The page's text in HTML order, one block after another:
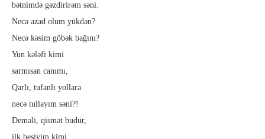
bətnimdə gəzdirirəm səni.
Necə azad olum yükdən?
Necə kəsim göbək bağını?
Yun kələfi kimi
sarmısan canımı,
Qarlı, tufanlı yollara
necə tullayım səni?!
Deməli, qismət budur,
ilk beşiyim kimi